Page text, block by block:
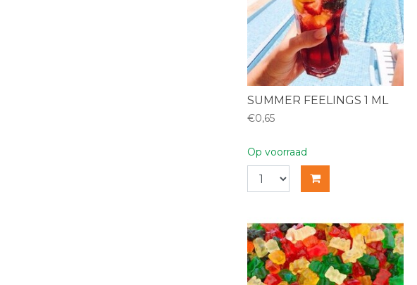
SUMMER FEELINGS 1 ML
€0,65
Op voorraad